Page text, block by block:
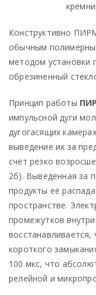
Конструктивно
обычным
методом установки
обрезиненный
Принцип работы
импульсной дуги
дугогасящих
выведение их за
счёт резко
2б). Выведенная за
продукты её
пространстве.
промежутков
короткого
100 мкс, что
релейной и